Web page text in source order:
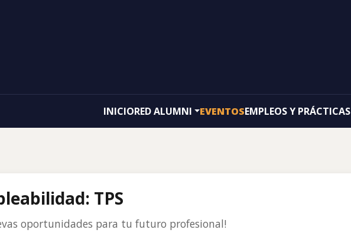
INICIORED ALUMNI EVENTOSEMPLEOS Y PRÁCTICAS
TPS
oportunidades para tu futuro profesional!